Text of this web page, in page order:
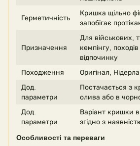
Герметичність
Кришка щільно
запобігає
Призначення
Для військових,
кемпінгу,
відпочинку
Походження
Оригінал,
Дод.
параметри
Постачається з
олива або в
Дод.
параметри
Варіант кришки
згідно з
Особливості та переваги